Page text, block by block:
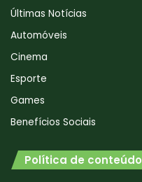
Últimas Notícias
Automóveis
Cinema
Esporte
Games
Benefícios Sociais
Política de conteúdo